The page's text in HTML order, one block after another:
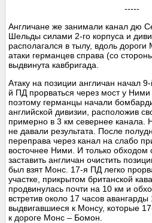
-----
Англичане же занимали канал дю
Шельды силами 2-го корпуса и
располагался в тылу, вдоль
атаки германцев справа (со
выдвинута кавбригада.
Атаку на позиции англичан начал
й ПД прорваться через мост у Ними
поэтому германцы начали
английской дивизии, расположив
примерно в 3 км севернее канала.
не давали результата. После
переправа через канал на слабо
восточнее Ними. И только обходом
заставить англичан очистить
был взят Монс. 17-я ПД легко
участке, прикрытом британской
продвинулась почти на 10 км и
встретив около 17 часов авангарды
выдвигавшиеся к Монсу, которые
к дороге Монс – Бомон.